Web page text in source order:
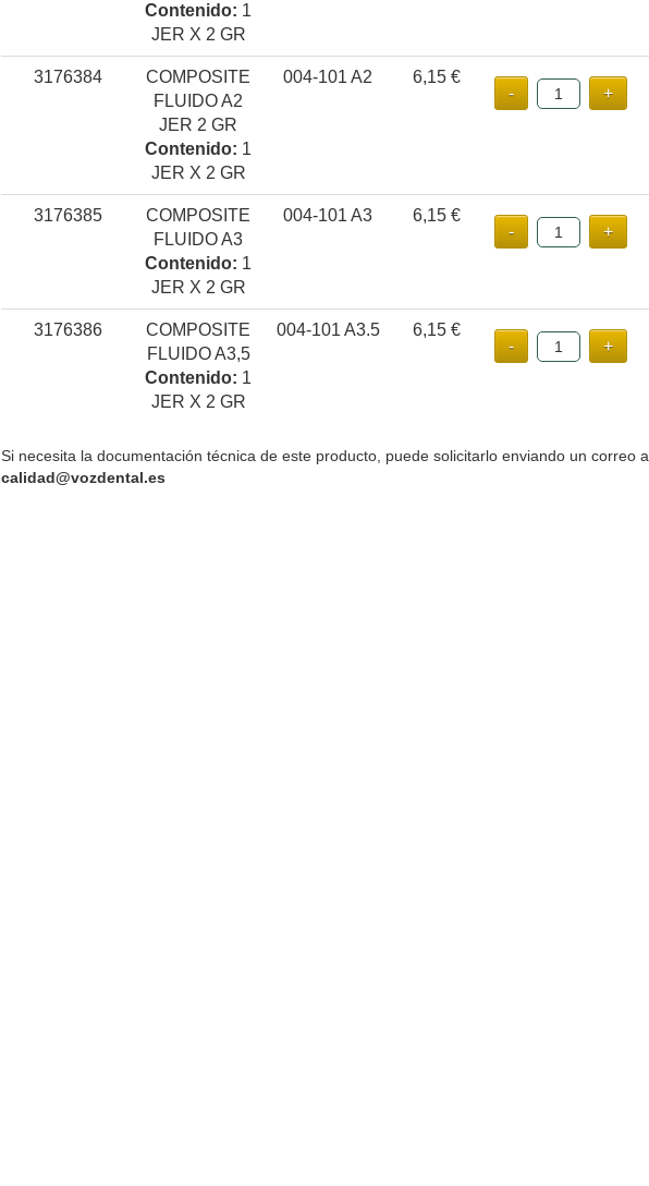
Contenido: 1
JER X 2 GR
3176384
COMPOSITE
FLUIDO A2
JER 2 GR
Contenido: 1
JER X 2 GR
004-101 A2 6,15 €
3176385
COMPOSITE
FLUIDO A3
Contenido: 1
JER X 2 GR
004-101 A3 6,15 €
3176386
COMPOSITE
FLUIDO A3,5
Contenido: 1
JER X 2 GR
004-101 A3.5 6,15 €
Si necesita la documentación técnica de este producto, puede solicitarlo enviando un correo a
calidad@vozdental.es